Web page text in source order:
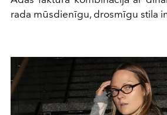
rada mūsdienīgu, drosmīgu stila